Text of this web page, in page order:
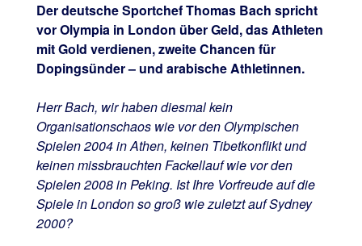
Der deutsche Sportchef Thomas Bach spricht
vor Olympia in London über Geld, das Athleten
mit Gold verdienen, zweite Chancen für
Dopingsünder – und arabische Athletinnen.
Herr Bach, wir haben diesmal kein
Organisationschaos wie vor den Olympischen
Spielen 2004 in Athen, keinen Tibetkonflikt und
keinen missbrauchten Fackellauf wie vor den
Spielen 2008 in Peking. Ist Ihre Vorfreude auf die
Spiele in London so groß wie zuletzt auf Sydney
2000?